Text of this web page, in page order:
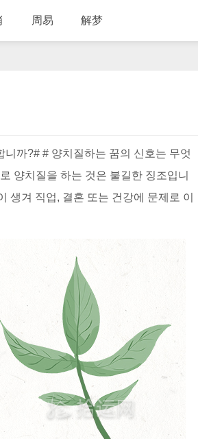
周易 解梦
까?# # 양치질하는 꿈의 신호는 무엇
양치질을 하는 것은 불길한 징조입니
생겨 직업, 결혼 또는 건강에 문제로 이